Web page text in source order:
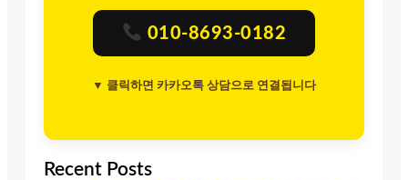
010-8693-0182
▼ 클릭하면 카카오톡 상담으로 연결됩니다
Recent Posts